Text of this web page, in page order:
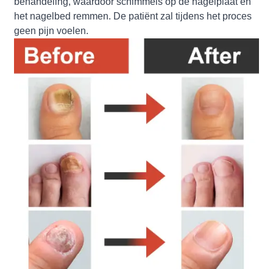
het nagelbed remmen. De patiënt zal tijdens het proces
geen pijn voelen.